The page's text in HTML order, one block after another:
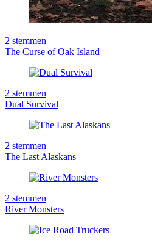
2 stemmen
The Curse of Oak Island
2 stemmen
Dual Survival
2 stemmen
The Last Alaskans
2 stemmen
River Monsters